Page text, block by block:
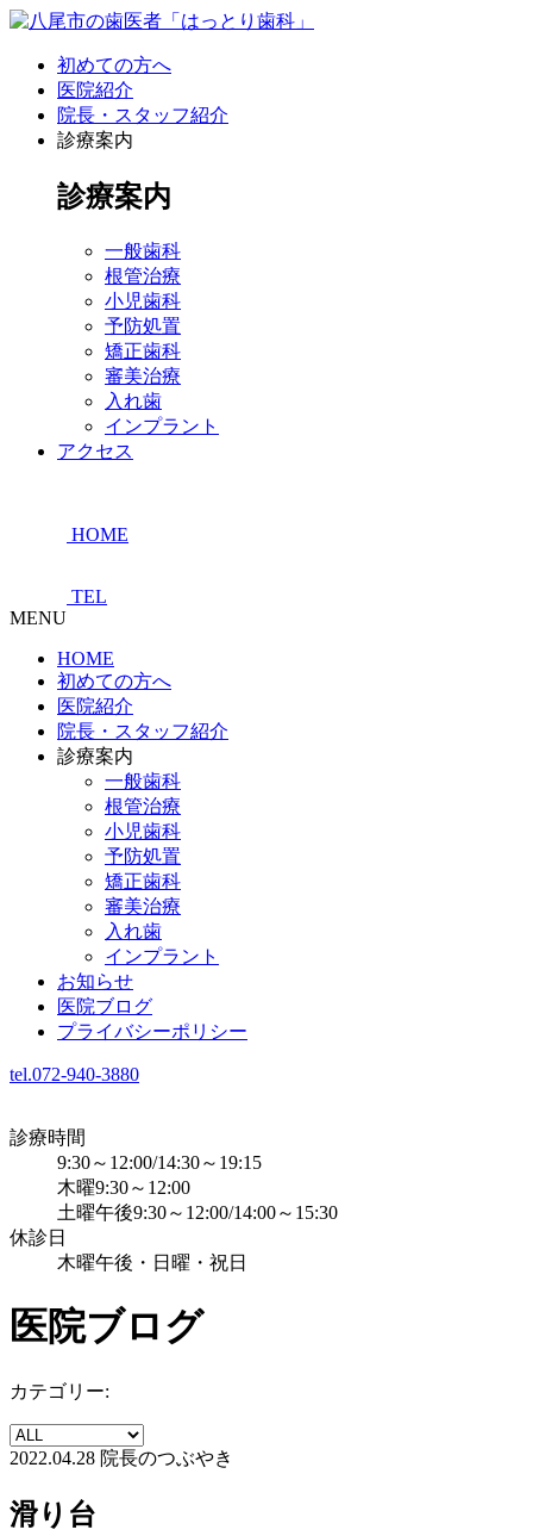
初めての方へ
医院紹介
院長・スタッフ紹介
診療案内
診療案内
一般歯科
根管治療
小児歯科
予防処置
矯正歯科
審美治療
入れ歯
インプラント
アクセス
HOME
TEL
MENU
HOME
初めての方へ
医院紹介
院長・スタッフ紹介
診療案内
一般歯科
根管治療
小児歯科
予防処置
矯正歯科
審美治療
入れ歯
インプラント
お知らせ
医院ブログ
プライバシーポリシー
tel.072-940-3880
診療時間
9:30～12:00/14:30～19:15
木曜9:30～12:00
土曜午後9:30～12:00/14:00～15:30
休診日
木曜午後・日曜・祝日
医院ブログ
カテゴリー:
2022.04.28 院長のつぶやき
滑り台